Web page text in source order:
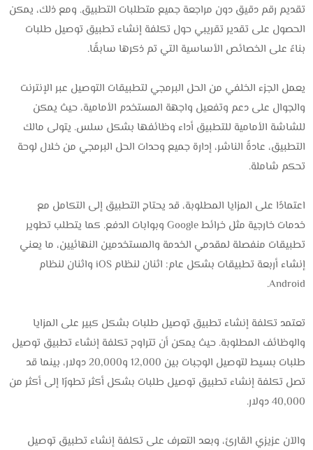
تقديم رقم دقيق دون مراجعة جميع متطلبات التطبيق. ومع ذلك، يمكن
الحصول على تقدير تقريبي حول تكلفة إنشاء تطبيق توصيل طلبات
بناءً على الخصائص الأساسية التي تم ذكرها سابقًا.
يعمل الجزء الخلفي من الحل البرمجي لتطبيقات التوصيل عبر الإنترنت
والجوال على دعم وتفعيل واجهة المستخدم الأمامية، حيث يمكن
للشاشة الأمامية للتطبيق أداء وظائفها بشكل سلس. يتولى مالك
التطبيق، عادةً الناشر، إدارة جميع وحدات الحل البرمجي من خلال لوحة
تحكم شاملة.
اعتمادًا على المزايا المطلوبة، قد يحتاج التطبيق إلى التكامل مع
خدمات خارجية مثل خرائط Google وبوابات الدفع. كما يتطلب تطوير
تطبيقات منفصلة لمقدمي الخدمة والمستخدمين النهائيين، ما يعني
إنشاء أربعة تطبيقات بشكل عام: اثنان لنظام iOS واثنان لنظام
Android.
تعتمد تكلفة إنشاء تطبيق توصيل طلبات بشكل كبير على المزايا
والوظائف المطلوبة. حيث يمكن أن تتراوح تكلفة إنشاء تطبيق توصيل
طلبات بسيط لتوصيل الوجبات بين 12,000 و20,000 دولار، بينما قد
تصل تكلفة إنشاء تطبيق توصيل طلبات بشكل أكثر تطورًا إلى أكثر من
40,000 دولار.
والآن عزيزي القارئ، وبعد التعرف على تكلفة إنشاء تطبيق توصيل